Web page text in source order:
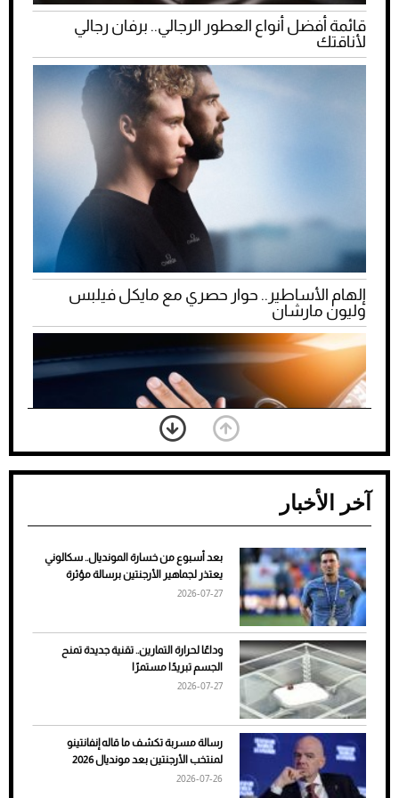
قائمة أفضل أنواع العطور الرجالي.. برفان رجالي
لأناقتك
إلهام الأساطير.. حوار حصري مع مايكل فيلبس
وليون مارشان
ضعف تبريد مكيف السيارة عند الوقوف.. أشهر
الأسباب والحلول
آخر الأخبار
بعد أسبوع من خسارة المونديال.. سكالوني
يعتذر لجماهير الأرجنتين برسالة مؤثرة
2026-07-27
وداعًا لحرارة التمارين.. تقنية جديدة تمنح
الجسم تبريدًا مستمرًا
2026-07-27
رسالة مسربة تكشف ما قاله إنفانتينو
لمنتخب الأرجنتين بعد مونديال 2026
2026-07-26